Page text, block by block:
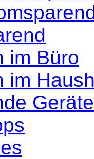
im Büro
im
Geräte